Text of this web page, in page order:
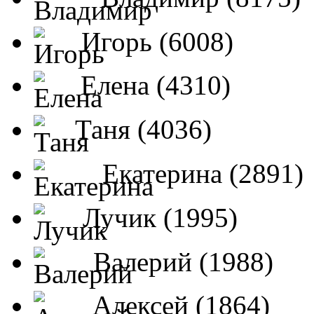
Игорь (6008)
Елена (4310)
Таня (4036)
Екатерина (2891)
Лучик (1995)
Валерий (1988)
Алексей (1864)